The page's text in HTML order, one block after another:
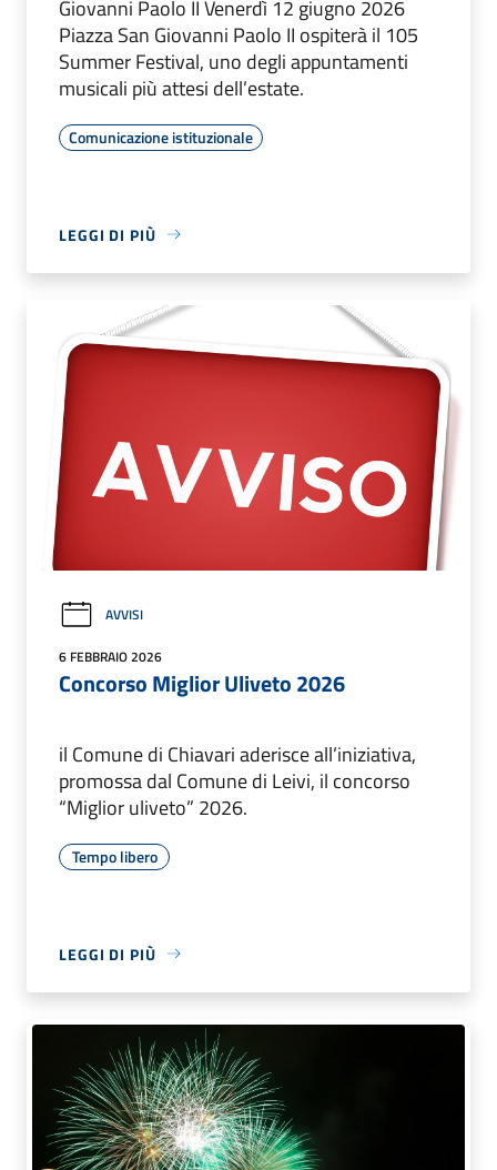
Giovanni Paolo II Venerdì 12 giugno 2026
Piazza San Giovanni Paolo II ospiterà il 105
Summer Festival, uno degli appuntamenti
musicali più attesi dell’estate.
Comunicazione istituzionale
LEGGI DI PIÙ
AVVISI
6 FEBBRAIO 2026
Concorso Miglior Uliveto 2026
il Comune di Chiavari aderisce all’iniziativa,
promossa dal Comune di Leivi, il concorso
“Miglior uliveto” 2026.
Tempo libero
LEGGI DI PIÙ